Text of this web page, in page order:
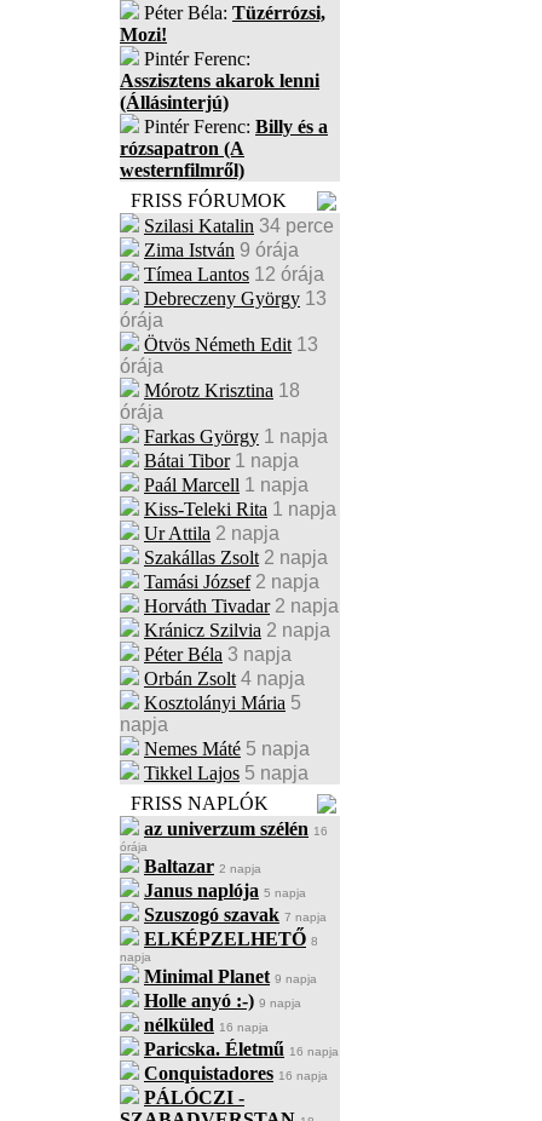
Péter Béla: Tüzérrózsi,
Mozi!
Pintér Ferenc:
Asszisztens akarok lenni
(Állásinterjú)
Pintér Ferenc: Billy és a
rózsapatron (A
westernfilmről)
FRISS FÓRUMOK
Szilasi Katalin 34 perce
Zima István 9 órája
Tímea Lantos 12 órája
Debreczeny György 13
órája
Ötvös Németh Edit 13
órája
Mórotz Krisztina 18
órája
Farkas György 1 napja
Bátai Tibor 1 napja
Paál Marcell 1 napja
Kiss-Teleki Rita 1 napja
Ur Attila 2 napja
Szakállas Zsolt 2 napja
Tamási József 2 napja
Horváth Tivadar 2 napja
Kránicz Szilvia 2 napja
Péter Béla 3 napja
Orbán Zsolt 4 napja
Kosztolányi Mária 5
napja
Nemes Máté 5 napja
Tikkel Lajos 5 napja
FRISS NAPLÓK
az univerzum szélén 16
órája
Baltazar 2 napja
Janus naplója 5 napja
Szuszogó szavak 7 napja
ELKÉPZELHETŐ 8
napja
Minimal Planet 9 napja
Holle anyó :-) 9 napja
nélküled 16 napja
Paricska. Életmű 16 napja
Conquistadores 16 napja
PÁLÓCZI -